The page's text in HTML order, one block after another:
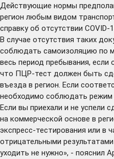
Действующие нормы
регион любым видом
справку об отсутствии COVID-
В случае отсутствия таких
соблюдать самоизоляцию по
весь период пребывания,
что ПЦР-тест должен быть
въезда в регион. Если
необходимо соблюдать режим
Если вы приехали и не успели
на коммерческой основе в
экспресс-тестирования или в
отрицательными
уходить не нужно», - пояснил